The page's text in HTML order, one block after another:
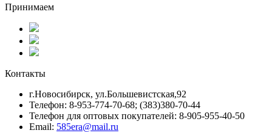
Принимаем
Контакты
г.Новосибирск, ул.Большевистская,92
Телефон: 8-953-774-70-68; (383)380-70-44
Телефон для оптовых покупателей: 8-905-955-40-50
Email: 585era@mail.ru